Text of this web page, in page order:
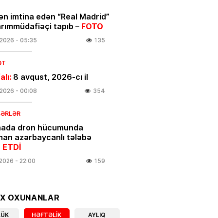
imtina edən “Real Madrid”
tapıb – FOTO
- 05:35 135
8 avqust, 2026-cı il
- 00:08 354
dron hücumunda
azərbaycanlı tələbə
- 22:00 159
direktor müavini
OXUNANLAR
HƏFTƏLIK AYLIQ